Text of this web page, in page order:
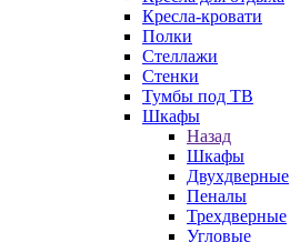
Кресла-кровати
Полки
Стеллажи
Стенки
Тумбы под ТВ
Шкафы
Назад
Шкафы
Двухдверные
Пеналы
Трехдверные
Угловые